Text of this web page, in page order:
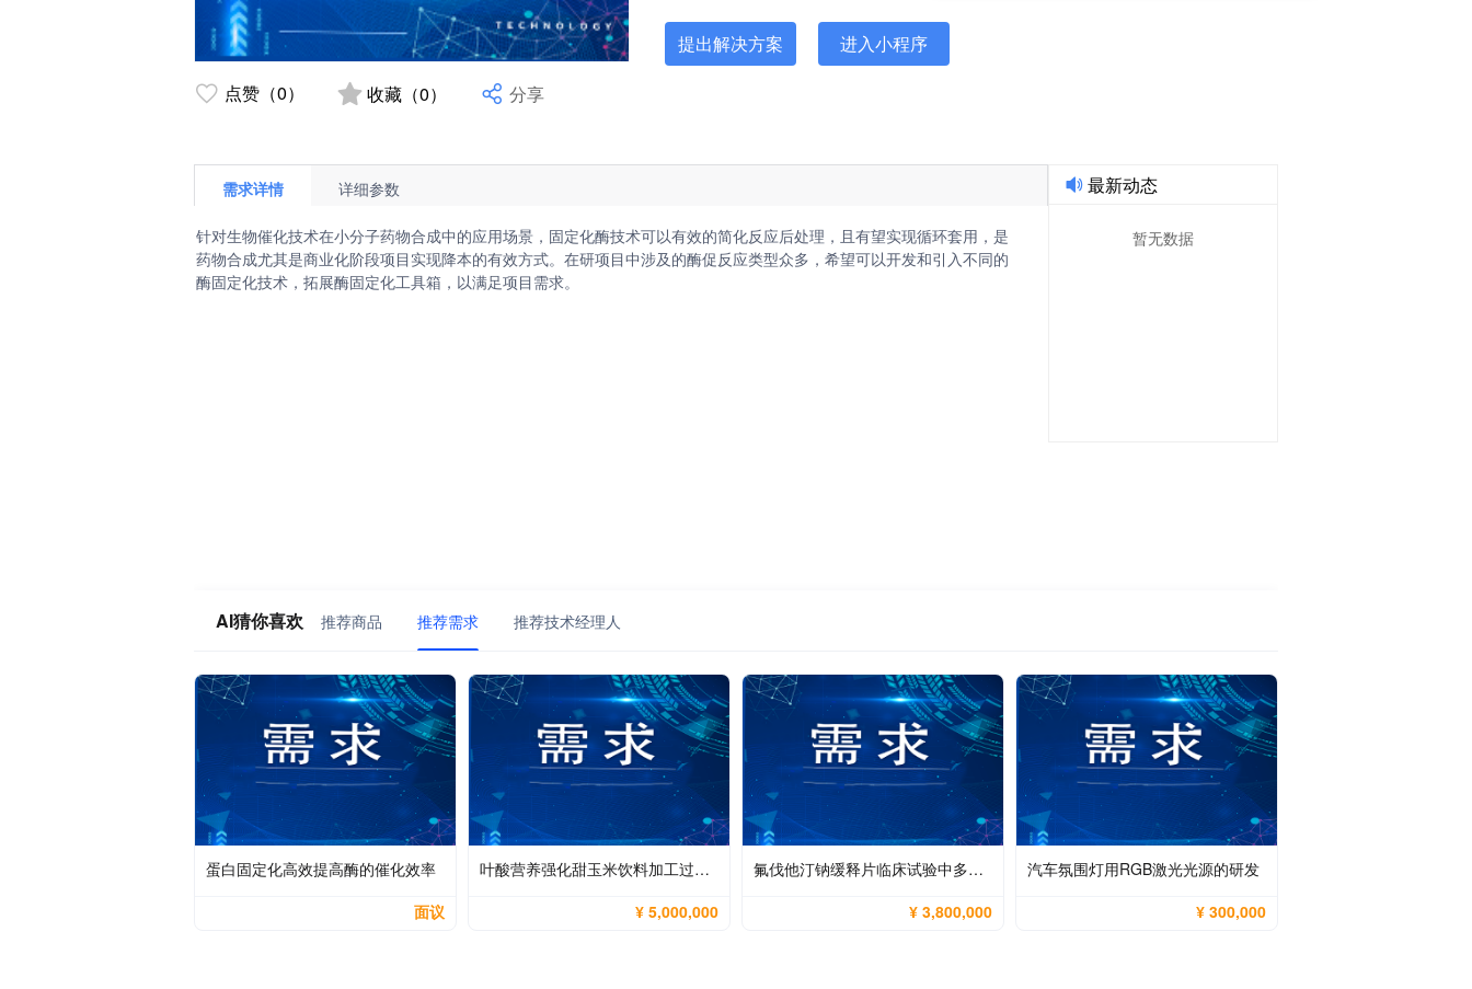
点赞（0） 收藏（0） 分享
提出解决方案 进入小程序
需求详情 详细参数
针对生物催化技术在小分子药物合成中的应用场景，固定化酶技术可以有效的简化反应后处理，且有望实现循环套用，是
药物合成尤其是商业化阶段项目实现降本的有效方式。在研项目中涉及的酶促反应类型众多，希望可以开发和引入不同的
酶固定化技术，拓展酶固定化工具箱，以满足项目需求。
最新动态
暂无数据
AI猜你喜欢 推荐商品 推荐需求 推荐技术经理人
蛋白固定化高效提高酶的催化效率
面议
叶酸营养强化甜玉米饮料加工过程中天然叶酸的最大化保全与产品稳定性控制
¥ 5,000,000
氟伐他汀钠缓释片临床试验中多峰吸收特征捕捉、高变异性控制与高灵敏宽线性检测方法开发
¥ 3,800,000
汽车氛围灯用RGB激光光源的研发
¥ 300,000